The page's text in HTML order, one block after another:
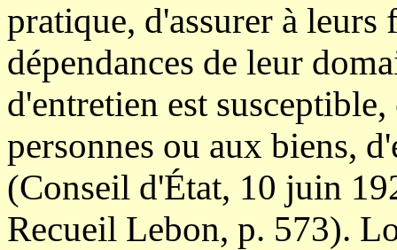
pratique, d'assurer à leurs
dépendances de leur
d'entretien est
personnes ou aux biens,
(Conseil d'État, 10 juin
Recueil Lebon, p. 573).